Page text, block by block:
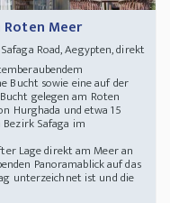
Meer
Road, Aegypten, direkt
Bucht sowie eine auf der
gelegen am Roten
Hurghada und etwa 15
Safaga im
Lage direkt am Meer an
Panoramablick auf das
unterzeichnet ist und die